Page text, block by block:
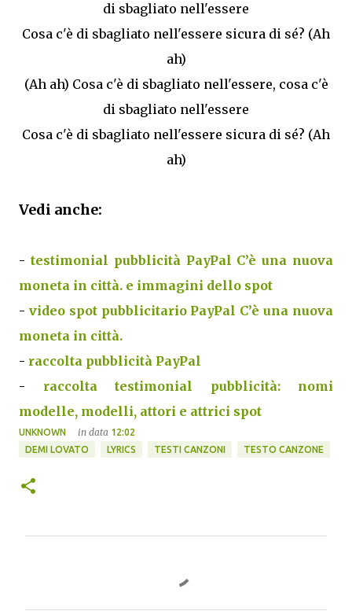
di sbagliato nell'essere
Cosa c'è di sbagliato nell'essere sicura di sé? (Ah
ah)
(Ah ah) Cosa c'è di sbagliato nell'essere, cosa c'è
di sbagliato nell'essere
Cosa c'è di sbagliato nell'essere sicura di sé? (Ah
ah)
Vedi anche:
- testimonial pubblicità PayPal C’è una nuova
moneta in città. e immagini dello spot
- video spot pubblicitario PayPal C’è una nuova
moneta in città.
- raccolta pubblicità PayPal
- raccolta testimonial pubblicità: nomi
modelle, modelli, attori e attrici spot
UNKNOWN in data 12:02
DEMI LOVATO
LYRICS TESTI CANZONI TESTO CANZONE